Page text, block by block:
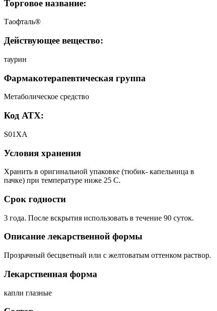
Торговое название:
Таофталь®
Действующее вещество:
таурин
Фармакотерапевтическая группа
Метаболическое средство
Код АТХ:
S01XA
Условия хранения
Хранить в оригинальной упаковке (тюбик- капельница в
пачке) при температуре ниже 25 C.
Срок годности
3 года. После вскрытия использовать в течение 90 суток.
Описание лекарственной формы
Прозрачный бесцветный или с желтоватым оттенком раствор.
Лекарственная форма
капли глазные